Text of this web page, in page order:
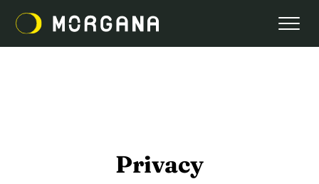
Privacy